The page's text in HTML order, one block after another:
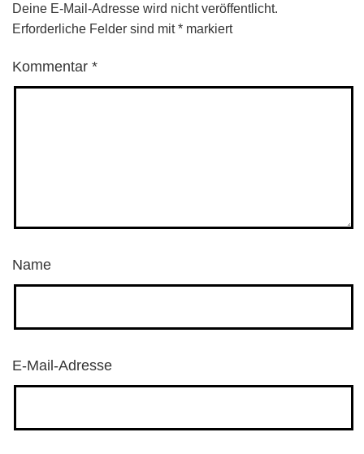
Deine E-Mail-Adresse wird nicht veröffentlicht.
Erforderliche Felder sind mit* markiert
Kommentar *
Name
E-Mail-Adresse